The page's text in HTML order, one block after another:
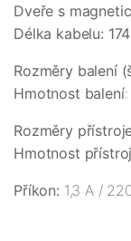
Dveře s
Délka kabelu:
Rozměry balení
Hmotnost balení
Rozměry
Hmotnost
Příkon: 1,3 A /